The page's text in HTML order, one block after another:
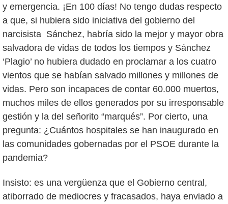
y emergencia. ¡En 100 días! No tengo dudas respecto
a que, si hubiera sido iniciativa del gobierno del
narcisista Sánchez, habría sido la mejor y mayor obra
salvadora de vidas de todos los tiempos y Sánchez
‘Plagio’ no hubiera dudado en proclamar a los cuatro
vientos que se habían salvado millones y millones de
vidas. Pero son incapaces de contar 60.000 muertos,
muchos miles de ellos generados por su irresponsable
gestión y la del señorito “marqués”. Por cierto, una
pregunta: ¿Cuántos hospitales se han inaugurado en
las comunidades gobernadas por el PSOE durante la
pandemia?
Insisto: es una vergüenza que el Gobierno central,
atiborrado de mediocres y fracasados, haya enviado a